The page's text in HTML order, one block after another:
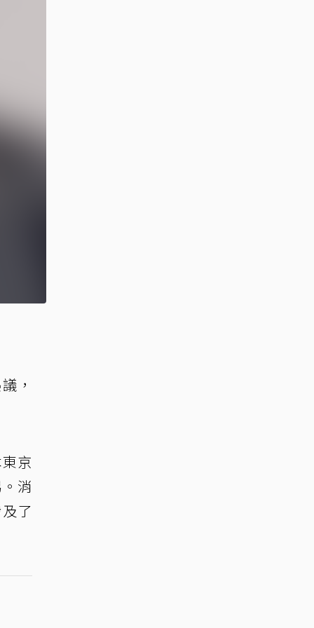
，
京
消
了